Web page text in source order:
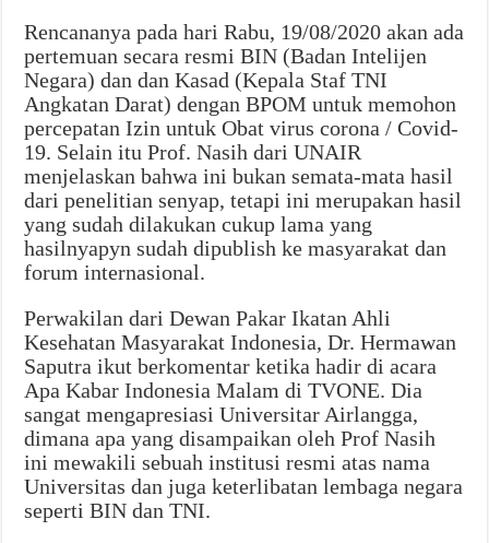
Rencananya pada hari Rabu, 19/08/2020 akan ada
pertemuan secara resmi BIN (Badan Intelijen
Negara) dan dan Kasad (Kepala Staf TNI
Angkatan Darat) dengan BPOM untuk memohon
percepatan Izin untuk Obat virus corona / Covid-
19. Selain itu Prof. Nasih dari UNAIR
menjelaskan bahwa ini bukan semata-mata hasil
dari penelitian senyap, tetapi ini merupakan hasil
yang sudah dilakukan cukup lama yang
hasilnyapyn sudah dipublish ke masyarakat dan
forum internasional.
Perwakilan dari Dewan Pakar Ikatan Ahli
Kesehatan Masyarakat Indonesia, Dr. Hermawan
Saputra ikut berkomentar ketika hadir di acara
Apa Kabar Indonesia Malam di TVONE. Dia
sangat mengapresiasi Universitar Airlangga,
dimana apa yang disampaikan oleh Prof Nasih
ini mewakili sebuah institusi resmi atas nama
Universitas dan juga keterlibatan lembaga negara
seperti BIN dan TNI.